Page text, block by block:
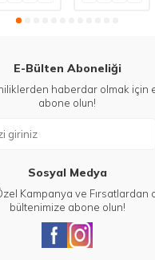
E-Bülten Aboneliği
haberdar olmak için
abone olun!
Sosyal Medya
Kampanya ve Fırsatlardan
bültenimize abone olun!